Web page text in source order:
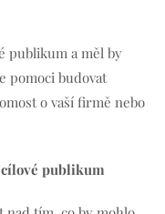
publikum a měl by
pomoci budovat
o vaší firmě nebo
publikum